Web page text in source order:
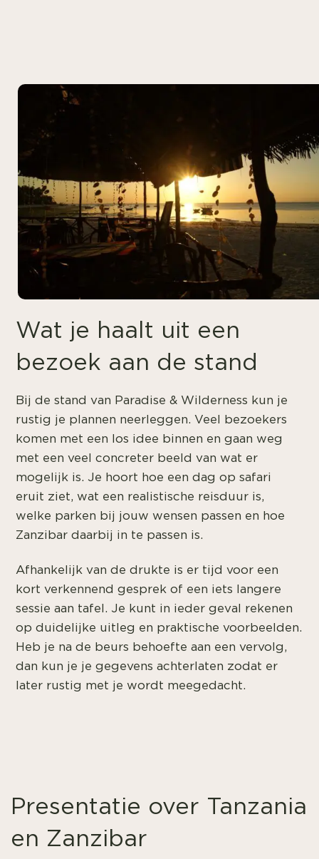
Wat je haalt uit een
bezoek aan de stand
Bij de stand van Paradise & Wilderness kun je
rustig je plannen neerleggen. Veel bezoekers
komen met een los idee binnen en gaan weg
met een veel concreter beeld van wat er
mogelijk is. Je hoort hoe een dag op safari
eruit ziet, wat een realistische reisduur is,
welke parken bij jouw wensen passen en hoe
Zanzibar daarbij in te passen is.
Afhankelijk van de drukte is er tijd voor een
kort verkennend gesprek of een iets langere
sessie aan tafel. Je kunt in ieder geval rekenen
op duidelijke uitleg en praktische voorbeelden.
Heb je na de beurs behoefte aan een vervolg,
dan kun je je gegevens achterlaten zodat er
later rustig met je wordt meegedacht.
Presentatie over Tanzania
en Zanzibar